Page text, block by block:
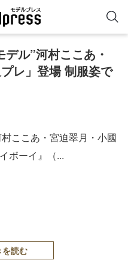
ル”河村ここあ・
レ」登場 制服姿で
ここあ・宮迫翠月・小國
ボーイ』（...
読む